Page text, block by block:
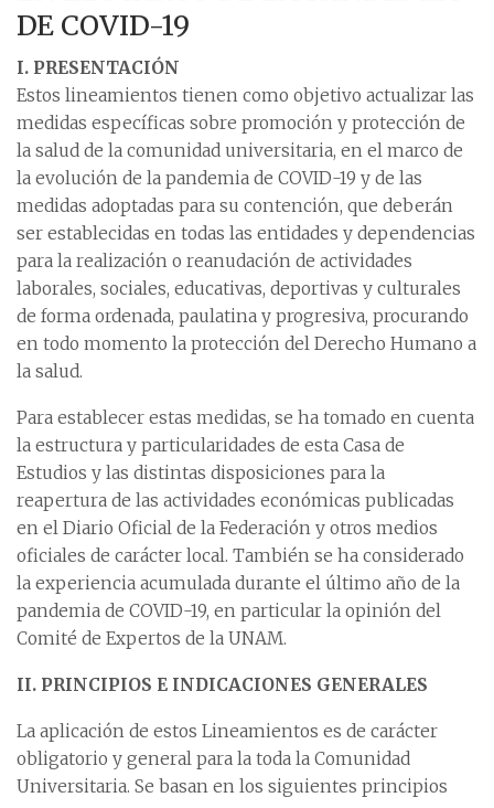
DE COVID-19
I. PRESENTACIÓN
Estos lineamientos tienen como objetivo actualizar las
medidas específicas sobre promoción y protección de
la salud de la comunidad universitaria, en el marco de
la evolución de la pandemia de COVID-19 y de las
medidas adoptadas para su contención, que deberán
ser establecidas en todas las entidades y dependencias
para la realización o reanudación de actividades
laborales, sociales, educativas, deportivas y culturales
de forma ordenada, paulatina y progresiva, procurando
en todo momento la protección del Derecho Humano a
la salud.
Para establecer estas medidas, se ha tomado en cuenta
la estructura y particularidades de esta Casa de
Estudios y las distintas disposiciones para la
reapertura de las actividades económicas publicadas
en el Diario Oficial de la Federación y otros medios
oficiales de carácter local. También se ha considerado
la experiencia acumulada durante el último año de la
pandemia de COVID-19, en particular la opinión del
Comité de Expertos de la UNAM.
II. PRINCIPIOS E INDICACIONES GENERALES
La aplicación de estos Lineamientos es de carácter
obligatorio y general para la toda la Comunidad
Universitaria. Se basan en los siguientes principios